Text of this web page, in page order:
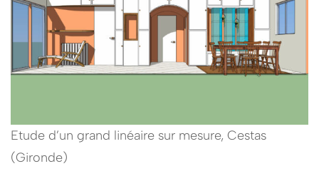
Etude d’un grand linéaire sur mesure, Cestas
(Gironde)